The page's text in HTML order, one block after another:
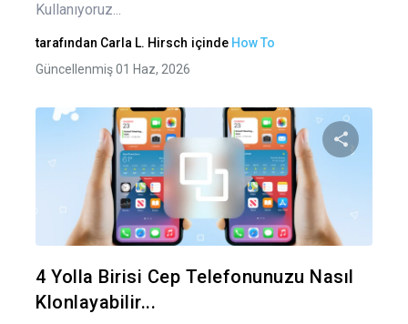
Kullanıyoruz...
tarafından Carla L. Hirsch içinde How To
Güncellenmiş 01 Haz, 2026
4 Yolla Birisi Cep Telefonunuzu Nasıl
Klonlayabilir...